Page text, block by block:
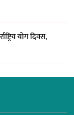
योग दिवस,